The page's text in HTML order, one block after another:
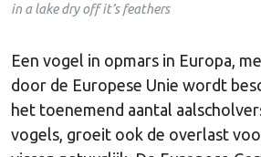
in a lake dry off it’s feathers
Een vogel in opmars in Europa,
door de Europese Unie wordt
het toenemend aantal
vogels, groeit ook de overlast